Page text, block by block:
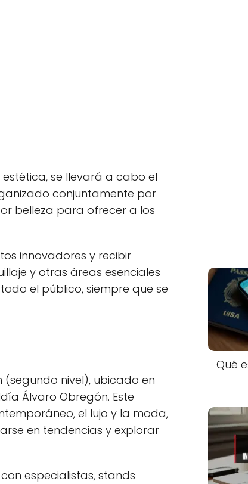
estética, se llevará a cabo el
conjuntamente por
belleza para ofrecer a los
innovadores y recibir
y otras áreas esenciales
el público, siempre que se
(segundo nivel), ubicado en
Álvaro Obregón. Este
el lujo y la moda,
en tendencias y explorar
especialistas, stands
Qué